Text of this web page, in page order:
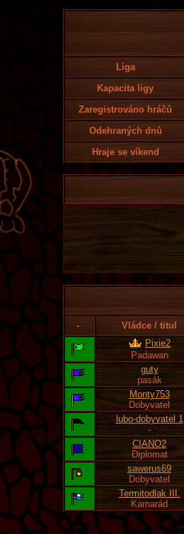
Liga
Kapacita ligy
Zaregistrováno hráčů
Odehraných dnů
Hraje se víkend
- Vládce / titul
Pixie2
Padawan
guty
pasák
Monty753
Dobyvatel
lubo-dobyvatel 1
-
CIANO2
Diplomat
sawerus69
Dobyvatel
Termitodlak III.
Kamarád